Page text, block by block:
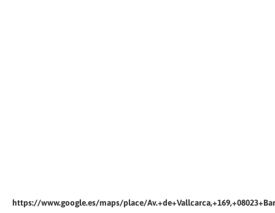
https://www.google.es/maps/place/